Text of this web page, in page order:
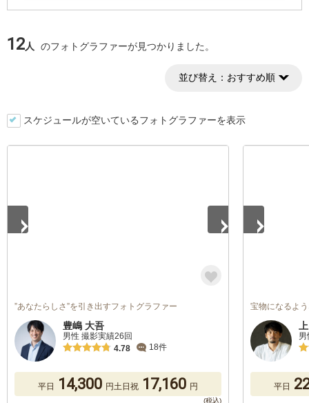
12人 のフォトグラファーが見つかりました。
並び替え： おすすめ順
スケジュールが空いているフォトグラファーを表示
”あなたらしさ”を引き出すフォトグラファー
豊嶋 大吾
男性 撮影実績26回
4.78
18件
平日 14,300 円土日祝 17,160 円
宝物になるよ
男
平日